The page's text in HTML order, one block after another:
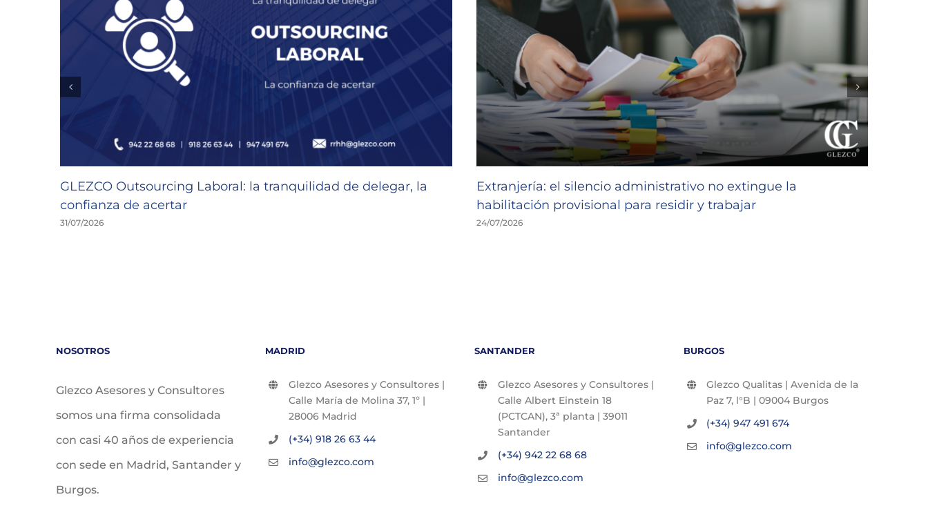
GLEZCO Outsourcing Laboral: la tranquilidad de delegar, la
confianza de acertar
31/07/2026
Extranjería: el silencio administrativo no extingue la
habilitación provisional para residir y trabajar
24/07/2026
NOSOTROS
Glezco Asesores y Consultores
somos una firma consolidada
con casi 40 años de experiencia
con sede en Madrid, Santander y
Burgos.
MADRID
Glezco Asesores y Consultores |
Calle María de Molina 37, 1º |
28006 Madrid
(+34) 918 26 63 44
info@glezco.com
SANTANDER
Glezco Asesores y Consultores |
Calle Albert Einstein 18
(PCTCAN), 3ª planta | 39011
Santander
(+34) 942 22 68 68
info@glezco.com
BURGOS
Glezco Qualitas | Avenida de la
Paz 7, l°B | 09004 Burgos
(+34) 947 491 674
info@glezco.com